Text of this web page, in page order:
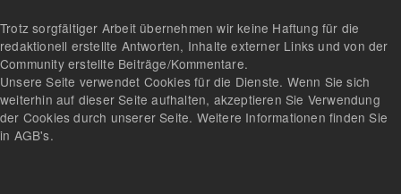
Trotz sorgfältiger Arbeit übernehmen wir keine Haftung für die
redaktionell erstellte Antworten, Inhalte externer Links und von der
Community erstellte Beiträge/Kommentare.
Unsere Seite verwendet Cookies für die Dienste. Wenn Sie sich
weiterhin auf dieser Seite aufhalten, akzeptieren Sie Verwendung
der Cookies durch unserer Seite. Weitere Informationen finden Sie
in AGB's.